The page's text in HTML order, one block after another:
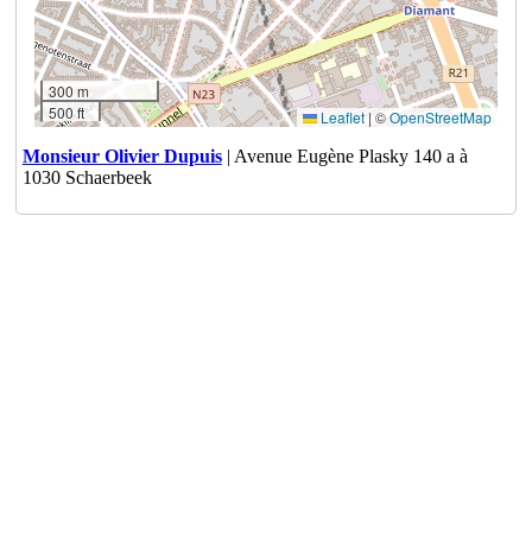
300 m
500 ft
Leaflet | ©OpenStreetMap
Monsieur Olivier Dupuis| Avenue Eugène Plasky 140 a à
1030 Schaerbeek